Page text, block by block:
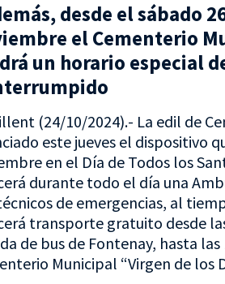
desde el sábado
el Cementerio
un horario especial
(24/10/2024).- La edil de
este jueves el dispositivo
en el Día de Todos los
durante todo el día una
de emergencias, al
transporte gratuito desde
de bus de Fontenay, hasta
Municipal “Virgen de los